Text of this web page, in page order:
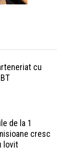
cu
de la 1
cresc
lovit